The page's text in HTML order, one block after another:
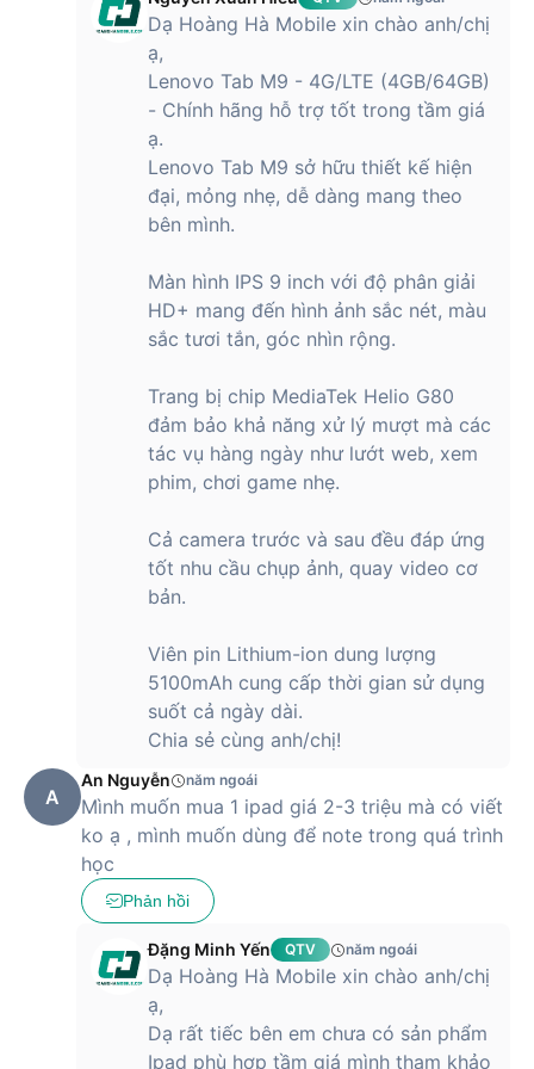
máy tính bảng tầm trung như Lenovo Tab M9. Con chip này
cung cấp đủ sức mạnh để bạn thực hiện các tác vụ hàng
ngày một cách mượt mà và ổn định. Nếu bạn không có nhu
cầu chơi những tựa game nặng đồ họa, thì Lenovo Tab M9
với chip Helio G80 sẽ là một lựa chọn đáng cân nhắc.
Thoải mái làm việc, giải trí không lo hết dung
lượng với Lenovo Tab M9 - 4G/LTE
(4GB/64GB)
rộng lên đến 128GB), Lenovo Tab M9 mang đến cho người
dùng trải nghiệm sử dụng mượt mà, ổn định. Với 4GB RAM,
Lenovo Tab M9 hoàn toàn có thể đáp ứng tốt các tác vụ
hàng ngày như, lướt web, xem phim, nghe nhạc một cách
không bị giật lag.
Và với 64GB bộ nhớ trong, bạn có thể thoải mái lưu trữ ứng
ứng dụng mà không lo bị đầy bộ nhớ. Cùng khả năng có thể
mở rộng thêm dung lượng lưu trữ lên đến 128GB thông qua
thẻ nhớ microSD, sẽ đặc biệt hữu ích khi bạn cần lưu trữ
nhiều dữ liệu như phim, nhạc, hình ảnh.
Camera sau 8MP của Lenovo Tab M9 là một
lựa chọn phù hợp cho nhu cầu chụp ảnh cơ
Với độ phân giải 8MP, camera sau của Lenovo Tab M9 -
4G/LTE (4GB/64GB) hoàn toàn có thể đáp ứng tốt các nhu
cầu chụp ảnh cơ bản như chụp ảnh phong cảnh, chụp ảnh
chân dung, chụp ảnh sản phẩm,...
Và tất nhiên là, mặc dù không sở hữu quá nhiều tính năng
cao cấp như các mẫu máy ảnh chuyên nghiệp, nhưng
camera của Tab M9 vẫn được trang bị một số tính năng cơ
Tự động lấy nét: Giúp bạn nhanh chóng lấy nét vào đối
tượng cần chụp.
Dạ Hoàng Hà Mobile xin chào anh/chị
ạ,
Lenovo Tab M9 - 4G/LTE (4GB/64GB)
- Chính hãng hỗ trợ tốt trong tầm giá
ạ.
Lenovo Tab M9 sở hữu thiết kế hiện
đại, mỏng nhẹ, dễ dàng mang theo
bên mình.
Màn hình IPS 9 inch với độ phân giải
HD+ mang đến hình ảnh sắc nét, màu
sắc tươi tắn, góc nhìn rộng.
Trang bị chip MediaTek Helio G80
đảm bảo khả năng xử lý mượt mà các
tác vụ hàng ngày như lướt web, xem
phim, chơi game nhẹ.
Cả camera trước và sau đều đáp ứng
tốt nhu cầu chụp ảnh, quay video cơ
bản.
Viên pin Lithium-ion dung lượng
5100mAh cung cấp thời gian sử dụng
suốt cả ngày dài.
Chia sẻ cùng anh/chị!
A
An Nguyễn năm ngoái
Mình muốn mua 1 ipad giá 2-3 triệu mà có viết
ko ạ , mình muốn dùng để note trong quá trình
học
Phản hồi
Đặng Minh Yến QTV năm ngoái
Dạ Hoàng Hà Mobile xin chào anh/chị
ạ,
Dạ rất tiếc bên em chưa có sản phẩm
Ipad phù hợp tầm giá mình tham khảo